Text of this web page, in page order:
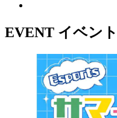
EVENT イベント